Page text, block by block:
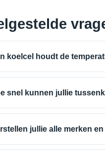
koelcel houdt de
snel kunnen jullie
jullie alle merken